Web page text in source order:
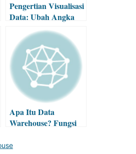
Pengertian Visualisasi
Data: Ubah Angka
Jadi Visual
Apa Itu Data
Warehouse? Fungsi